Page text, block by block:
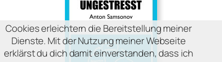
Cookies erleichtern die Bereitstellung meiner
Dienste. Mit der Nutzung meiner Webseite
erklärst du dich damit einverstanden, dass ich